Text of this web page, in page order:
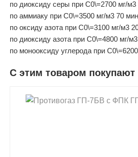
по диоксиду серы при С0\=2700 мг/
по аммиаку при С0\=3500 мг/м3 70 мин
по оксиду азота при С0\=3100 мг/м3
по диоксиду азота при С0\=4800 мг/
по монооксиду углерода при
С этим товаром покупают
shopping_cart В